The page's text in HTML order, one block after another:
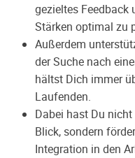
gezieltes
Stärken optimal zu
Außerdem
der Suche nach
hältst Dich immer
Laufenden.
Dabei hast Du
Blick, sondern
Integration in den